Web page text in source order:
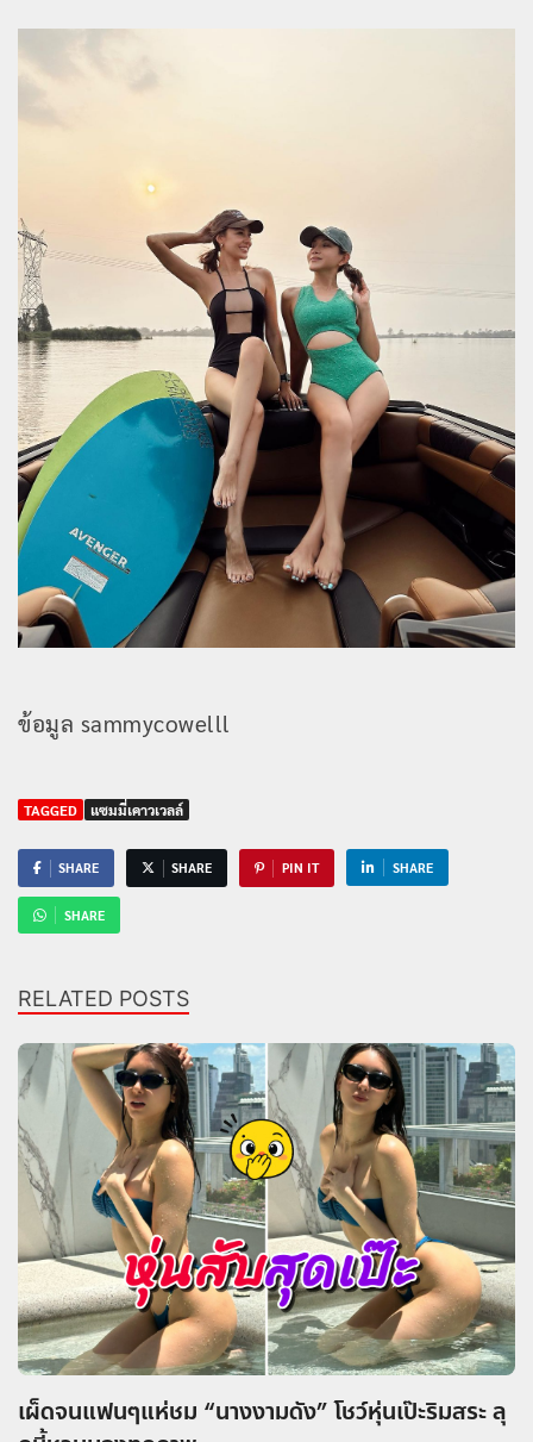
ข้อมูล sammycowelll
TAGGED แซมมี่เคาวเวลล์
SHARE SHARE PIN IT SHARE
SHARE
RELATED POSTS
เผ็ดจนแฟนๆแห่ชม “นางงามดัง” โชว์หุ่นเป๊ะริมสระ ลุ